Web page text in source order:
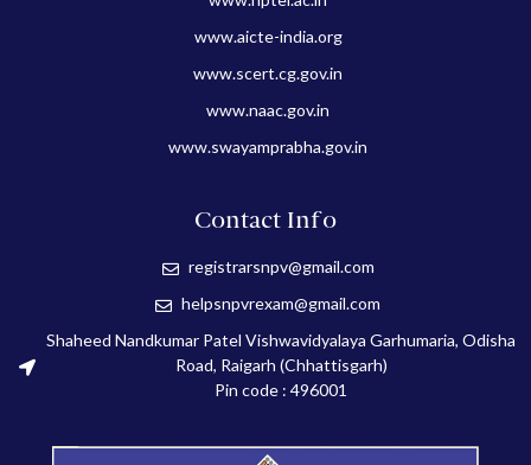
www.aicte-india.org
www.scert.cg.gov.in
www.naac.gov.in
www.swayamprabha.gov.in
Contact Info
registrarsnpv@gmail.com
helpsnpvrexam@gmail.com
Shaheed Nandkumar Patel Vishwavidyalaya Garhumaria, Odisha
Road, Raigarh (Chhattisgarh)
Pin code : 496001